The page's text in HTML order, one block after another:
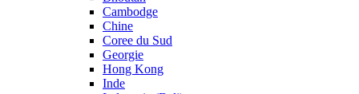
Cambodge
Chine
Coree du Sud
Georgie
Hong Kong
Inde